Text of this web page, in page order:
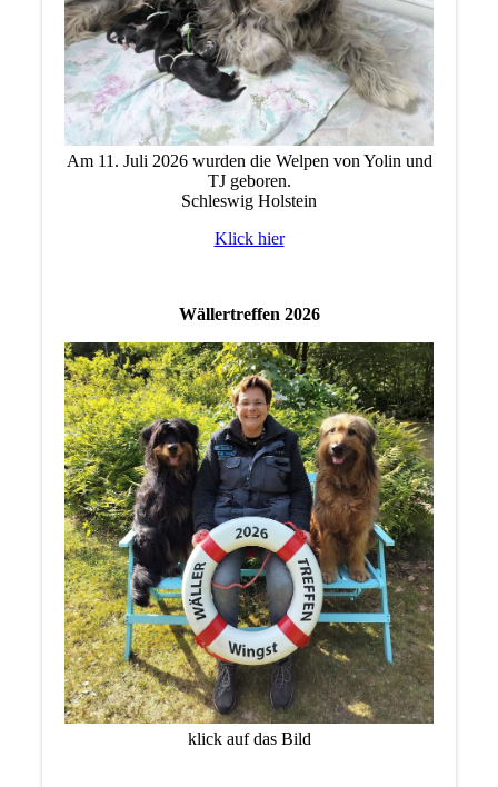
Am 11. Juli 2026 wurden die Welpen von Yolin und
TJ geboren.
Schleswig Holstein
Klick hier
Wällertreffen 2026
klick auf das Bild